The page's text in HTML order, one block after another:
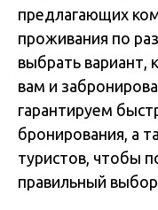
предлагающих
проживания по
выбрать
вам и
гарантируем
бронирования, а
туристов, чтобы
правильный